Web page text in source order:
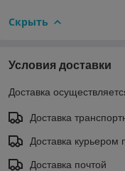
Скрыть
Условия доставки
Доставка
Доставка
Доставка курьером
Доставка почтой